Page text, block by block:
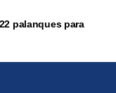
palanques para